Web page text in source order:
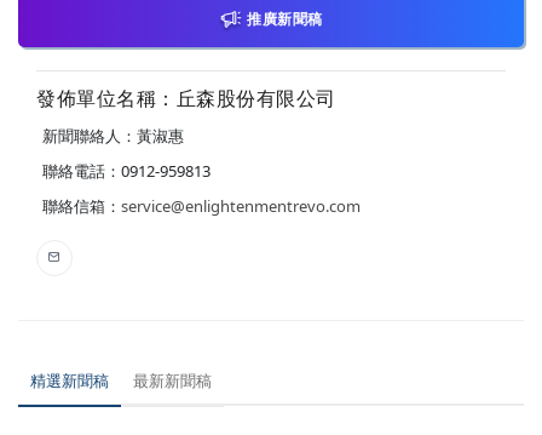
推廣新聞稿
發佈單位名稱：丘森股份有限公司
新聞聯絡人：黃淑惠
聯絡電話：0912-959813
聯絡信箱： service@enlightenmentrevo.com
精選新聞稿 最新新聞稿